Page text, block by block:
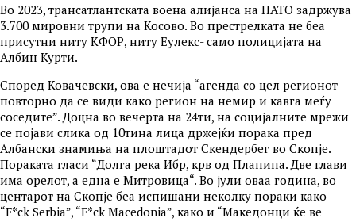
Во 2023, трансатлантската воена алијанса на НАТО задржува
3.700 мировни трупи на Косово. Во престрелката не беа
присутни ниту КФОР, ниту Еулекс- само полицијата на
Албин Курти.
Според Ковачевски, ова е нечија “агенда со цел регионот
повторно да се види како регион на немир и кавга меѓу
соседите”. Доцна во вечерта на 24ти, на социјалните мрежи
се појави слика од 10тина лица држејќи порака пред
Албански знамиња на плоштадот Скендербег во Скопје.
Пораката гласи “Долга река Ибр, крв од Планина. Две глави
има орелот, а една е Митровица“. Во јули оваа година, во
центарот на Скопје беа испишани неколку пораки како
“F*ck Serbia”, “F*ck Macedonia”, како и “Македонци ќе ве